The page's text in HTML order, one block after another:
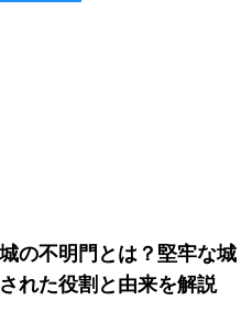
の不明門とは？堅牢な城
れた役割と由来を解説